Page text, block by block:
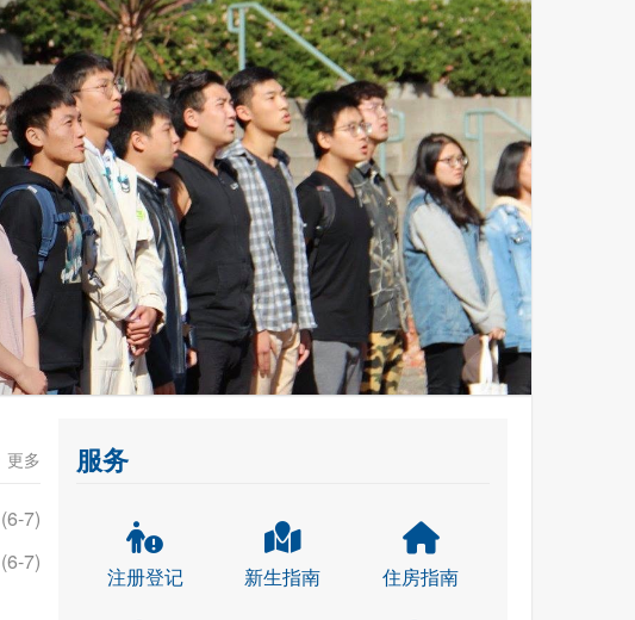
更多
(6-7)
(6-7)
服务
注册登记 新生指南 住房指南